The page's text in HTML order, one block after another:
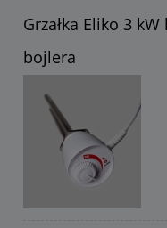
Grzałka Eliko 3
bojlera